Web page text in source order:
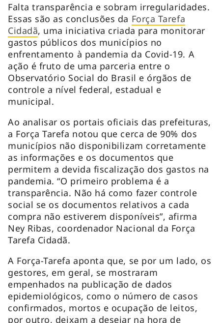
Falta transparência e sobram irregularidades.
Essas são as conclusões da Força Tarefa
Cidadã, uma iniciativa criada para monitorar
gastos públicos dos municípios no
enfrentamento à pandemia da Covid-19. A
ação é fruto de uma parceria entre o
Observatório Social do Brasil e órgãos de
controle a nível federal, estadual e
municipal.
Ao analisar os portais oficiais das prefeituras,
a Força Tarefa notou que cerca de 90% dos
municípios não disponibilizam corretamente
as informações e os documentos que
permitem a devida fiscalização dos gastos na
pandemia. “O primeiro problema é a
transparência. Não há como fazer controle
social se os documentos relativos a cada
compra não estiverem disponíveis”, afirma
Ney Ribas, coordenador Nacional da Força
Tarefa Cidadã.
A Força-Tarefa aponta que, se por um lado, os
gestores, em geral, se mostraram
empenhados na publicação de dados
epidemiológicos, como o número de casos
confirmados, mortos e ocupação de leitos,
por outro, deixam a desejar na hora de